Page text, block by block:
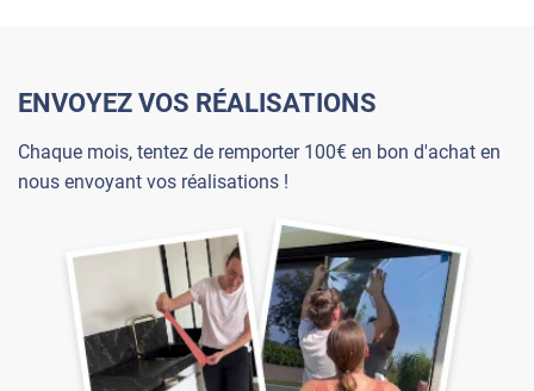
ENVOYEZ VOS RÉALISATIONS
Chaque mois, tentez de remporter 100€ en bon d'achat en
nous envoyant vos réalisations !